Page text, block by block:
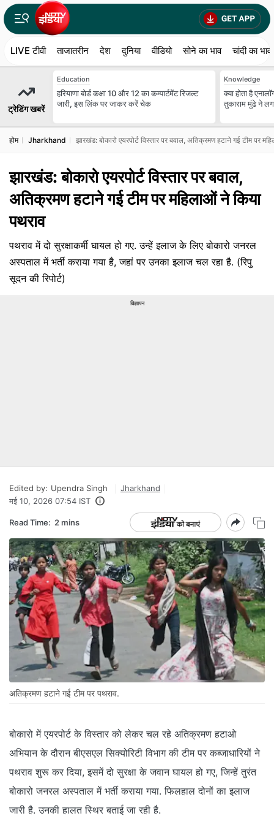
LIVE टीवी ताजातरीन देश दुनिया वीडियो सोने का भाव चांदी का भाव
ट्रेडिंग खबरें
Education
हरियाणा बोर्ड कक्षा 10 और 12 का कम्पार्टमेंट रिजल्ट
जारी, इस लिंक पर जाकर करें चेक
Knowledge
क्या होता है
तुकाराम मुंढे ने
होम Jharkhand झारखंड: बोकारो एयरपोर्ट विस्तार पर बवाल, अतिक्रमण हटाने गई टीम पर
झारखंड: बोकारो एयरपोर्ट विस्तार पर बवाल,
अतिक्रमण हटाने गई टीम पर महिलाओं ने क‍िया
पथराव
पथराव में दो सुरक्षाकर्मी घायल हो गए. उन्हें इलाज के ल‍िए बोकारो जनरल
अस्पताल में भर्ती कराया गया है, जहां पर उनका इलाज चल रहा है. (रिपु
सूदन की रिपोर्ट)
विज्ञापन
Edited by: Upendra Singh
Jharkhand
मई 10, 2026 07:54 IST
Read Time: 2 mins
अतिक्रमण हटाने गई टीम पर पथराव.
बोकारो में एयरपोर्ट के विस्तार को लेकर चल रहे अतिक्रमण हटाओ
अभियान के दौरान बीएसएल सिक्योरिटी विभाग की टीम पर कब्जाधारियों ने
पथराव शुरू कर दिया, इसमें दो सुरक्षा के जवान घायल हो गए, जिन्हें तुरंत
बोकारो जनरल अस्पताल में भर्ती कराया गया. फिलहाल दोनों का इलाज
जारी है. उनकी हालत स्थिर बताई जा रही है.